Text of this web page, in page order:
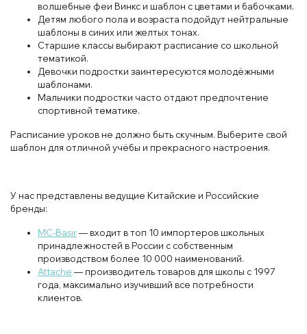
волшебные феи Винкс и шаблон с цветами и бабочками.
Детям любого пола и возраста подойдут нейтральные
шаблоны в синих или желтых тонах.
Старшие классы выбирают расписание со школьной
тематикой.
Девочки подростки заинтересуются молодёжными
шаблонами.
Мальчики подростки часто отдают предпочтение
спортивной тематике.
Расписание уроков не должно быть скучным. Выберите свой
шаблон для отличной учёбы и прекрасного настроения.
У нас представлены ведущие Китайские и Российские
бренды:
MC-Basir— входит в топ 10 импортеров школьных
принадлежностей в России с собственным
производством более 10 000 наименований.
Attache — производитель товаров для школы с 1997
года, максимально изучивший все потребности
клиентов.